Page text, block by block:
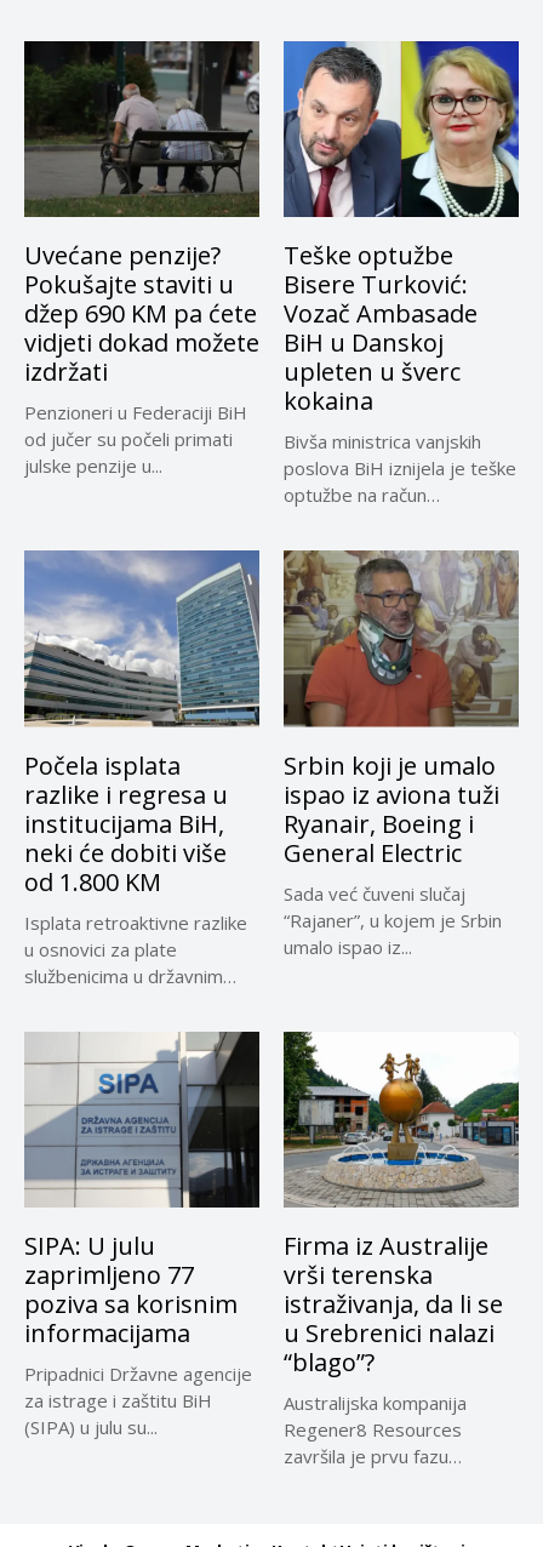
Uvećane penzije?
Pokušajte staviti u
džep 690 KM pa ćete
vidjeti dokad možete
izdržati
Penzioneri u Federaciji BiH
od jučer su počeli primati
julske penzije u...
Teške optužbe
Bisere Turković:
Vozač Ambasade
BiH u Danskoj
upleten u šverc
kokaina
Bivša ministrica vanjskih
poslova BiH iznijela je teške
optužbe na račun
Počela isplata
razlike i regresa u
institucijama BiH,
neki će dobiti više
od 1.800 KM
Isplata retroaktivne razlike
u osnovici za plate
službenicima u državnim
Srbin koji je umalo
ispao iz aviona tuži
Ryanair, Boeing i
General Electric
Sada već čuveni slučaj
“Rajaner”, u kojem je Srbin
umalo ispao iz...
SIPA: U julu
zaprimljeno 77
poziva sa korisnim
informacijama
Pripadnici Državne agencije
za istrage i zaštitu BiH
(SIPA) u julu su...
Firma iz Australije
vrši terenska
istraživanja, da li se
u Srebrenici nalazi
“blago”?
Australijska kompanija
Regener8 Resources
završila je prvu fazu